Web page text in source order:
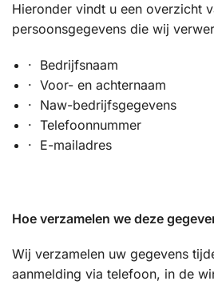
Hieronder vindt u een overzicht
persoonsgegevens die wij
· Bedrijfsnaam
· Voor- en achternaam
· Naw-bedrijfsgegevens
· Telefoonnummer
· E-mailadres
Hoe verzamelen we deze
Wij verzamelen uw gegevens
aanmelding via telefoon, in de